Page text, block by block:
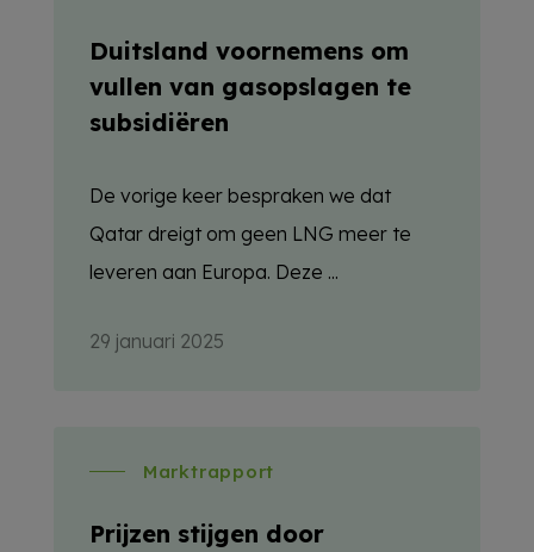
Duitsland voornemens om
vullen van gasopslagen te
subsidiëren
De vorige keer bespraken we dat
Qatar dreigt om geen LNG meer te
leveren aan Europa. Deze ...
29 januari 2025
Marktrapport
Prijzen stijgen door